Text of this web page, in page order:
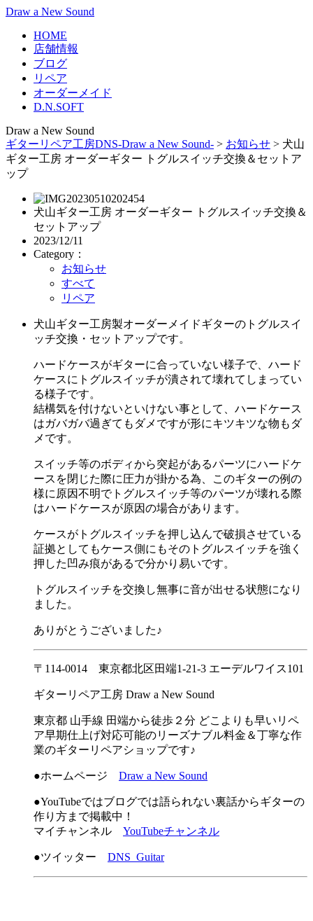
Draw a New Sound
HOME
店舗情報
ブログ
リペア
オーダーメイド
D.N.SOFT
Draw a New Sound
ギターリペア工房DNS-Draw a New Sound- > お知らせ > 犬山
ギター工房 オーダーギター トグルスイッチ交換＆セットア
ップ
犬山ギター工房 オーダーギター トグルスイッチ交換＆
セットアップ
2023/12/11
Category：
お知らせ
すべて
リペア
犬山ギター工房製オーダーメイドギターのトグルスイ
ッチ交換・セットアップです。
ハードケースがギターに合っていない様子で、ハード
ケースにトグルスイッチが潰されて壊れてしまってい
る様子です。
結構気を付けないといけない事として、ハードケース
はガバガバ過ぎてもダメですが形にキツキツな物もダ
メです。
スイッチ等のボディから突起があるパーツにハードケ
ースを閉じた際に圧力が掛かる為、このギターの例の
様に原因不明でトグルスイッチ等のパーツが壊れる際
はハードケースが原因の場合があります。
ケースがトグルスイッチを押し込んで破損させている
証拠としてもケース側にもそのトグルスイッチを強く
押した凹み痕があるで分かり易いです。
トグルスイッチを交換し無事に音が出せる状態になり
ました。
ありがとうございました♪
〒114-0014 東京都北区田端1-21-3 エーデルワイス101
ギターリペア工房 Draw a New Sound
東京都 山手線 田端から徒歩２分 どこよりも早いリペ
ア早期仕上げ対応可能のリーズナブル料金＆丁寧な作
業のギターリペアショップです♪
●ホームページ Draw a New Sound
●YouTubeではブログでは語られない裏話からギターの
作り方まで掲載中！
マイチャンネル YouTubeチャンネル
●ツイッター DNS_Guitar